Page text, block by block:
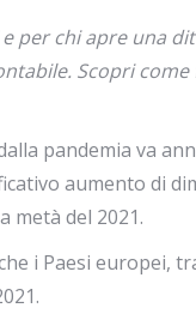
per chi apre una
Scopri
pandemia va
aumento di
metà del 2021.
i Paesi europei,